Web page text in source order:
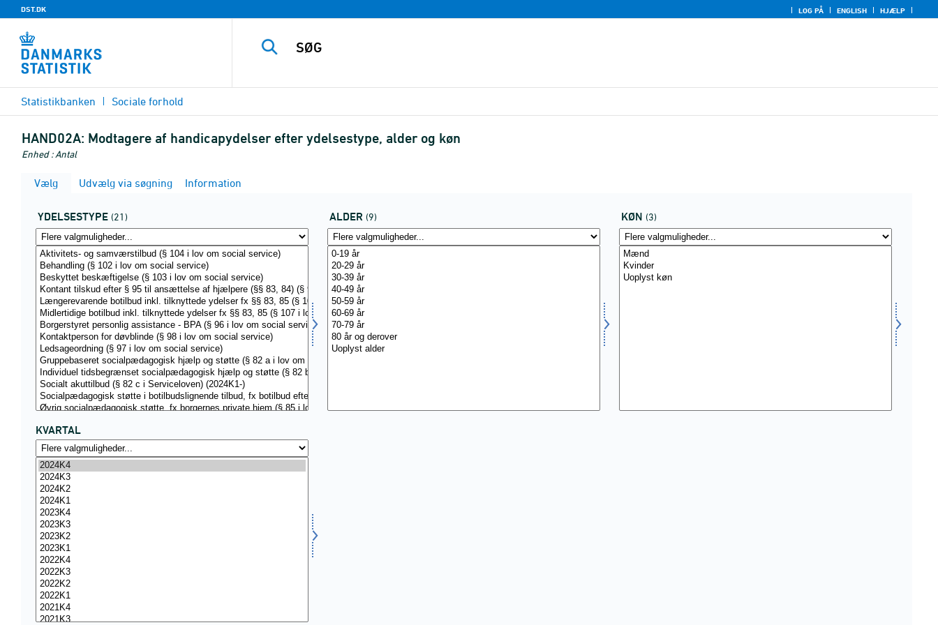
DST.DK LOG PÅ ENGLISH HJÆLP
Statistikbanken Sociale forhold
HAND02A: Modtagere af handicapydelser efter ydelsestype, alder og køn
Enhed : Antal
Vælg Udvælg via søgning Information
YDELSESTYPE (21) ALDER (9) KØN (3)
KVARTAL